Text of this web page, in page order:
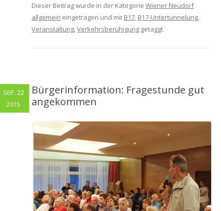
Dieser Beitrag wurde in der Kategorie Wiener Neudorf
allgemein eingetragen und mit B17, B17-Untertunnelung,
Veranstaltung,Verkehrsberuhigung getaggt.
Bürgerinformation: Fragestunde gut
angekommen
SEP. 22
2015